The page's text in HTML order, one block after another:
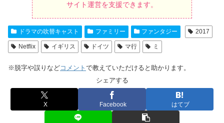
サイト運営を支援できます。
ドラマの吹替キャスト ファミリー ファンタジー 2017
Netflix イギリス ドイツ マ行 ミ
※脱字や誤りなどコメント で教えていただけると助かります。
シェアする
X Facebook はてブ